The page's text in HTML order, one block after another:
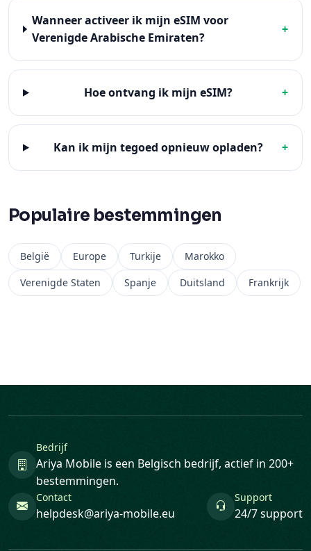
Wanneer activeer ik mijn eSIM voor
Verenigde Arabische Emiraten?
+
Hoe ontvang ik mijn eSIM? +
Kan ik mijn tegoed opnieuw opladen? +
Populaire bestemmingen
België Europe Turkije
Marokko
Verenigde Staten
Spanje Duitsland Frankrijk
Bedrijf
Ariya Mobile is een Belgisch bedrijf, actief in 200+
bestemmingen.
Contact
helpdesk@ariya-mobile.eu
Support
24/7 support